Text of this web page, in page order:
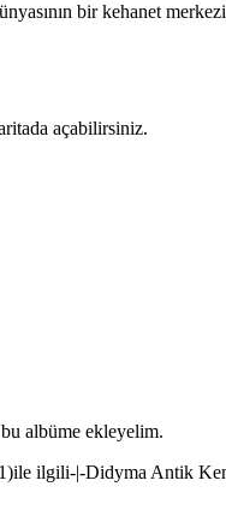
bir kehanet
açabilirsiniz.
albüme ekleyelim.
ilgili-|-Didyma Antik